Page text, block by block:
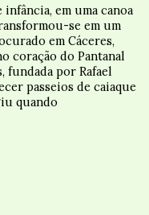
em uma canoa
se em um
em Cáceres,
coração do Pantanal
fundada por Rafael
passeios de caiaque
quando